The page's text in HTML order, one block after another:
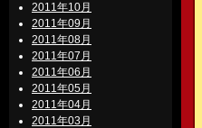
2011年10月
2011年09月
2011年08月
2011年07月
2011年06月
2011年05月
2011年04月
2011年03月